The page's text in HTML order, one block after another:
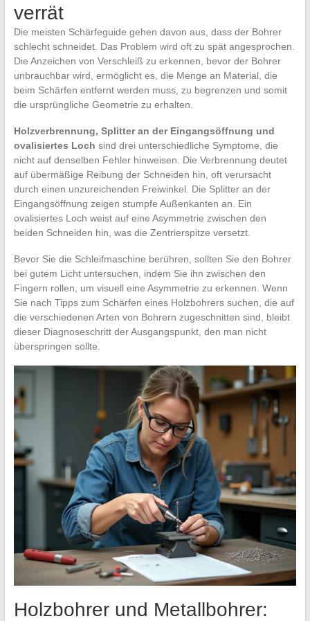
verrät
Die meisten Schärfeguide gehen davon aus, dass der Bohrer
schlecht schneidet. Das Problem wird oft zu spät angesprochen.
Die Anzeichen von Verschleiß zu erkennen, bevor der Bohrer
unbrauchbar wird, ermöglicht es, die Menge an Material, die
beim Schärfen entfernt werden muss, zu begrenzen und somit
die ursprüngliche Geometrie zu erhalten.
Holzverbrennung, Splitter an der Eingangsöffnung und
ovalisiertes Loch sind drei unterschiedliche Symptome, die
nicht auf denselben Fehler hinweisen. Die Verbrennung deutet
auf übermäßige Reibung der Schneiden hin, oft verursacht
durch einen unzureichenden Freiwinkel. Die Splitter an der
Eingangsöffnung zeigen stumpfe Außenkanten an. Ein
ovalisiertes Loch weist auf eine Asymmetrie zwischen den
beiden Schneiden hin, was die Zentrierspitze versetzt.
Bevor Sie die Schleifmaschine berühren, sollten Sie den Bohrer
bei gutem Licht untersuchen, indem Sie ihn zwischen den
Fingern rollen, um visuell eine Asymmetrie zu erkennen. Wenn
Sie nach Tipps zum Schärfen eines Holzbohrers suchen, die auf
die verschiedenen Arten von Bohrern zugeschnitten sind, bleibt
dieser Diagnoseschritt der Ausgangspunkt, den man nicht
überspringen sollte.
Holzbohrer und Metallbohrer: